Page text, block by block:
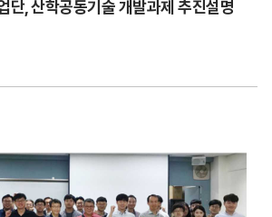
단, 산학공동기술 개발과제 추진설명